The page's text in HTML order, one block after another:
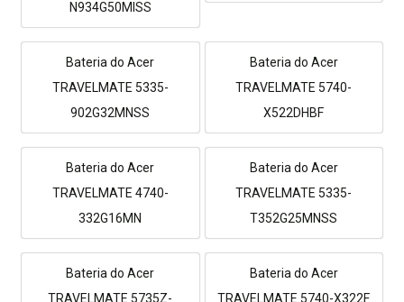
N934G50MISS
Bateria do Acer
TRAVELMATE 5335-
902G32MNSS
Bateria do Acer
TRAVELMATE 5740-
X522DHBF
Bateria do Acer
TRAVELMATE 4740-
332G16MN
Bateria do Acer
TRAVELMATE 5335-
T352G25MNSS
Bateria do Acer
TRAVELMATE 5735Z-
Bateria do Acer
TRAVELMATE 5740-X322F